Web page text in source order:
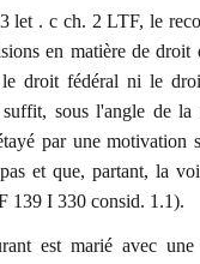
let . c ch. 2 LTF, le
en matière de droit
droit fédéral ni le
sous l'angle de
par une motivation
et que, partant, la
139 I 330 consid. 1.1).
est marié avec